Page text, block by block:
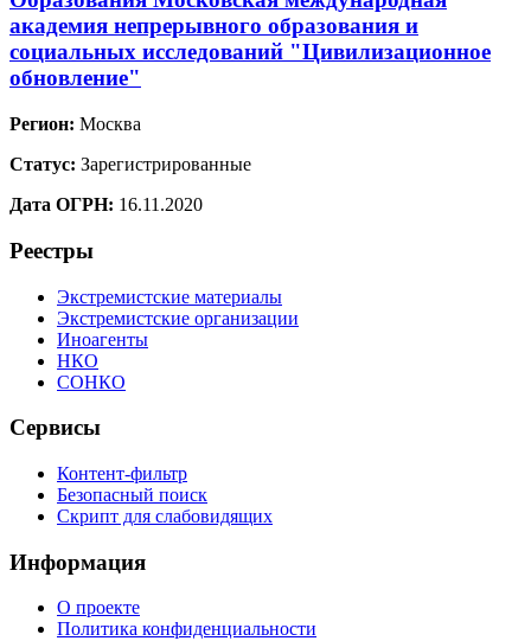
академия непрерывного образования и
социальных исследований "Цивилизационное
обновление"
Регион: Москва
Статус: Зарегистрированные
Дата ОГРН: 16.11.2020
Реестры
Экстремистские материалы
Экстремистские организации
Иноагенты
НКО
СОНКО
Сервисы
Контент-фильтр
Безопасный поиск
Скрипт для слабовидящих
Информация
О проекте
Политика конфиденциальности